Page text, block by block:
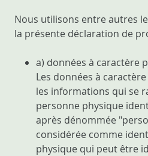
Nous utilisons entre autres
la présente déclaration de
a) données à caractère
Les données à
les informations qui se
personne physique
après dénommée
considérée comme
physique qui peut être